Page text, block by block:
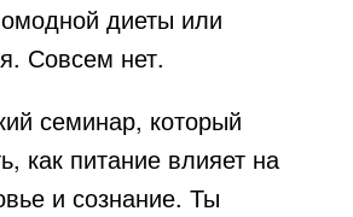
диеты или
Совсем нет.
семинар, который
как питание влияет на
и сознание. Ты